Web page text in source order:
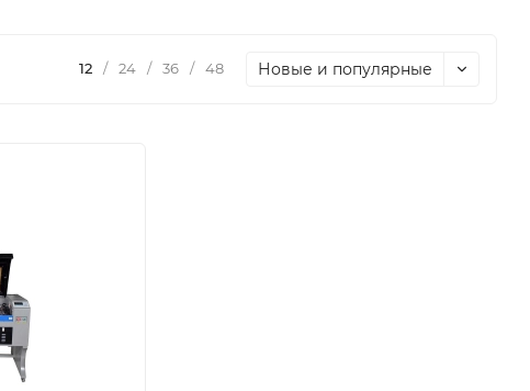
12 / 24 / 36 / 48 Новые и популярные